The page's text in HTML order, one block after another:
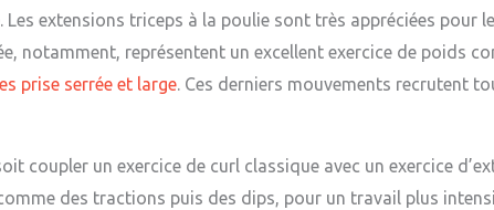
extensions triceps à la poulie sont très appréciées pour
notamment, représentent un excellent exercice de poids
prise serrée et large. Ces derniers mouvements recrutent
coupler un exercice de curl classique avec un exercice
des tractions puis des dips, pour un travail plus